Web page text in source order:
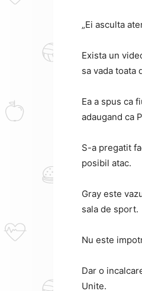
„Ei asculta
Exista un
sa vada toata
Ea a spus ca
adaugand ca
S-a pregatit
posibil atac.
Gray este
sala de sport.
Nu este
Dar o
Unite.